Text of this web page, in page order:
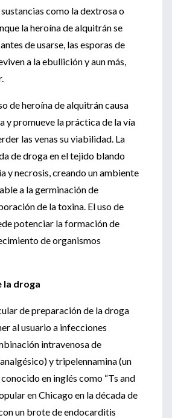
como la dextrosa o
la heroína de alquitrán se
de usarse, las esporas de
a la ebullición y aun más,
de heroína de alquitrán causa
y promueve la práctica de la vía
las venas su viabilidad. La
de droga en el tejido blando
y necrosis, creando un ambiente
a la germinación de
de la toxina. El uso de
potenciar la formación de
de organismos
la droga
de preparación de la droga
al usuario a infecciones
intravenosa de
y tripelennamina (un
en inglés como “Ts and
en Chicago en la década de
un brote de endocarditis